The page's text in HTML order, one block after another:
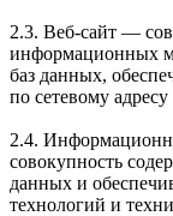
2.3. Веб-сайт —
информационных
баз данных,
по сетевому
2.4.
совокупность
данных и
технологий и